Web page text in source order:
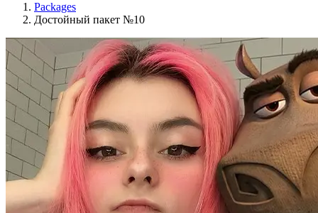
Packages
Достойный пакет №10